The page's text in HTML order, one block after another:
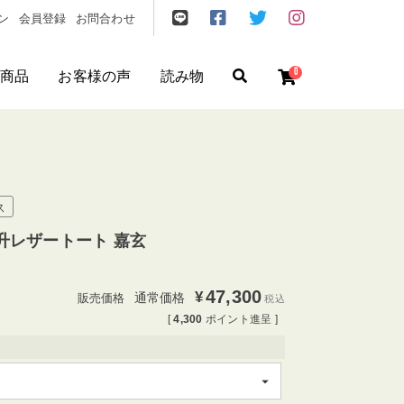
会員登録 お問合わせ
品 お客様の声 読み物
円 〜 円
0
レザートート 嘉玄
通常価格 ¥47,300 税込
[ 4,300 ポイント進呈 ]